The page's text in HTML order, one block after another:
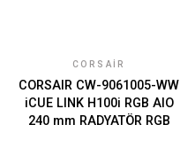
CORSAIR
CORSAIR CW-9061005-WW
iCUE LINK H100i RGB AIO
240 mm RADYATÖR RGB